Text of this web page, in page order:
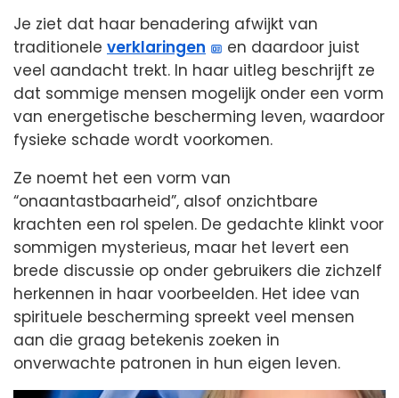
Je ziet dat haar benadering afwijkt van
traditionele verklaringen
en daardoor juist
veel aandacht trekt. In haar uitleg beschrijft ze
dat sommige mensen mogelijk onder een vorm
van energetische bescherming leven, waardoor
fysieke schade wordt voorkomen.
Ze noemt het een vorm van
“onaantastbaarheid”, alsof onzichtbare
krachten een rol spelen. De gedachte klinkt voor
sommigen mysterieus, maar het levert een
brede discussie op onder gebruikers die zichzelf
herkennen in haar voorbeelden. Het idee van
spirituele bescherming spreekt veel mensen
aan die graag betekenis zoeken in
onverwachte patronen in hun eigen leven.